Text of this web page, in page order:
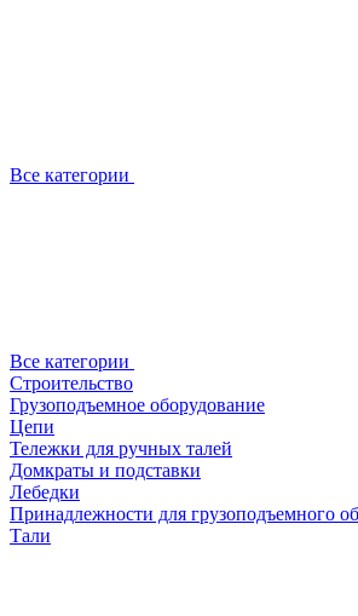
Все категории
Все категории
Строительство
Грузоподъемное оборудование
Цепи
Тележки для ручных талей
Домкраты и подставки
Лебедки
Принадлежности для грузоподъемного
Тали